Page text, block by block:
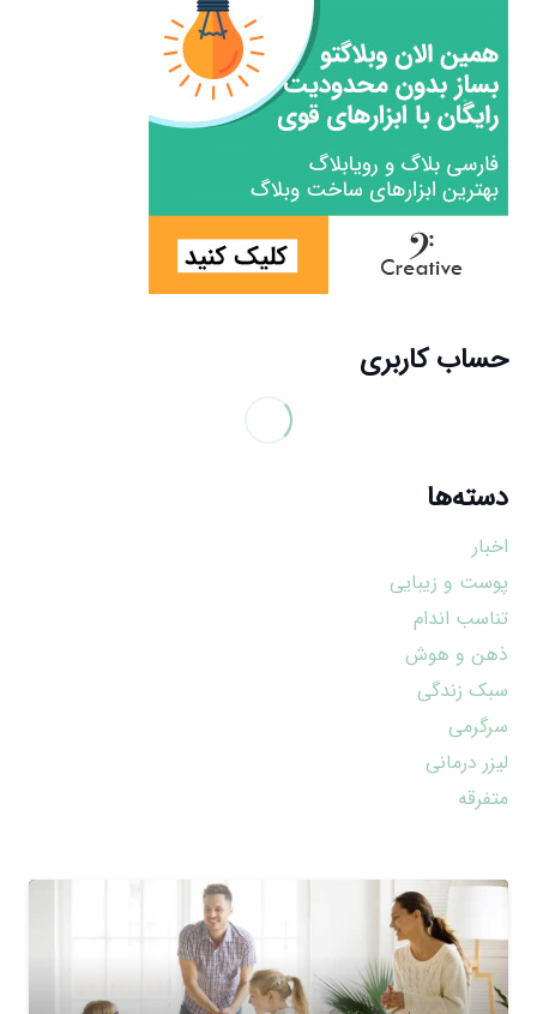
حساب کاربری
دسته‌ها
اخبار
پوست و زیبایی
تناسب اندام
ذهن و هوش
سبک زندگی
سرگرمی
لیزر درمانی
متفرقه